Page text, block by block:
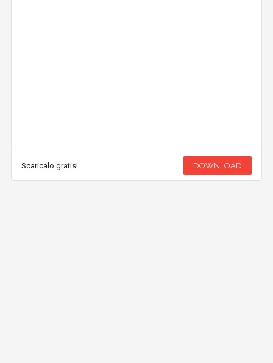
Scaricalo gratis! DOWNLOAD